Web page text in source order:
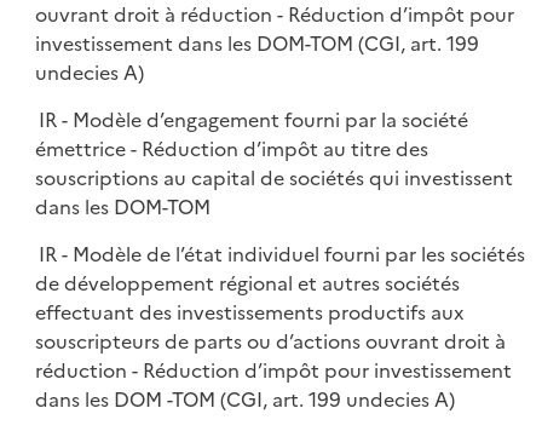
ouvrant droit à réduction - Réduction d’impôt pour
investissement dans les DOM-TOM (CGI, art. 199
undecies A)
IR - Modèle d’engagement fourni par la société
émettrice - Réduction d’impôt au titre des
souscriptions au capital de sociétés qui investissent
dans les DOM-TOM
IR - Modèle de l’état individuel fourni par les sociétés
de développement régional et autres sociétés
effectuant des investissements productifs aux
souscripteurs de parts ou d’actions ouvrant droit à
réduction - Réduction d’impôt pour investissement
dans les DOM -TOM (CGI, art. 199 undecies A)